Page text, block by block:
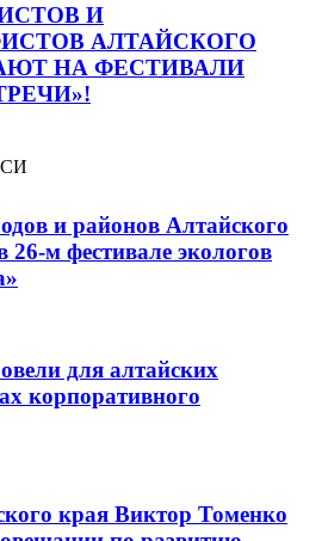
И
АЛТАЙСКОГО
НА ФЕСТИВАЛИ
и районов Алтайского
26-м фестивале экологов
для алтайских
корпоративного
края Виктор Томенко